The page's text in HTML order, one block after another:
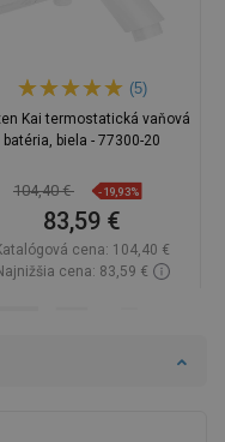
(5)
Kai termostatická vaňová
batéria, biela - 77300-20
104,40 € -19,93%
83,59 €
cena: 104,40 €
cena: 83,59 €